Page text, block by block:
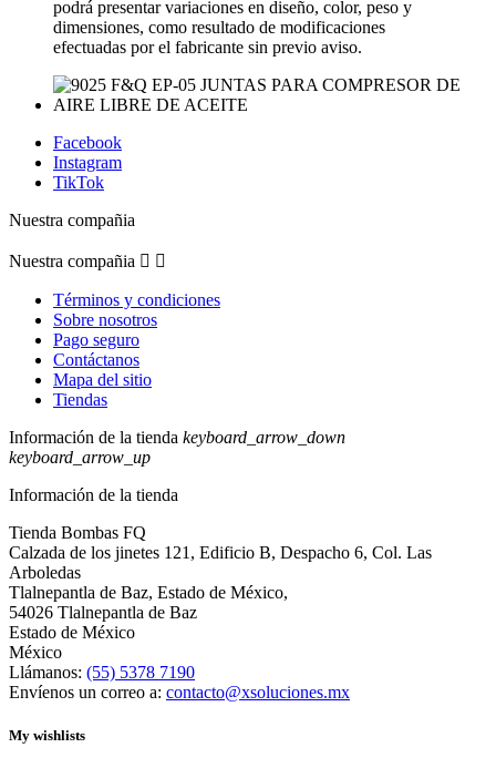
podrá presentar variaciones en diseño, color, peso y
dimensiones, como resultado de modificaciones
efectuadas por el fabricante sin previo aviso.
Facebook
Instagram
TikTok
Nuestra compañia
Nuestra compañia  
Términos y condiciones
Sobre nosotros
Pago seguro
Contáctanos
Mapa del sitio
Tiendas
Información de la tienda keyboard_arrow_down
keyboard_arrow_up
Información de la tienda
Tienda Bombas FQ
Calzada de los jinetes 121, Edificio B, Despacho 6, Col. Las
Arboledas
Tlalnepantla de Baz, Estado de México,
54026 Tlalnepantla de Baz
Estado de México
México
Llámanos: (55) 5378 7190
Envíenos un correo a: contacto@xsoluciones.mx
My wishlists